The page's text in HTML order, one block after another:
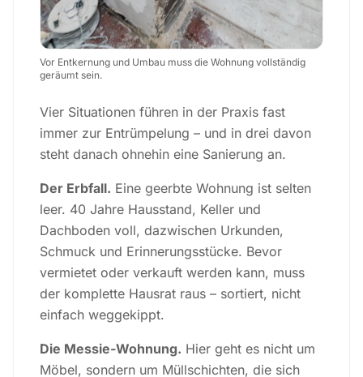
Vor Entkernung und Umbau muss die Wohnung vollständig
geräumt sein.
Vier Situationen führen in der Praxis fast
immer zur Entrümpelung – und in drei davon
steht danach ohnehin eine Sanierung an.
Der Erbfall. Eine geerbte Wohnung ist selten
leer. 40 Jahre Hausstand, Keller und
Dachboden voll, dazwischen Urkunden,
Schmuck und Erinnerungsstücke. Bevor
vermietet oder verkauft werden kann, muss
der komplette Hausrat raus – sortiert, nicht
einfach weggekippt.
Die Messie-Wohnung. Hier geht es nicht um
Möbel, sondern um Müllschichten, die sich